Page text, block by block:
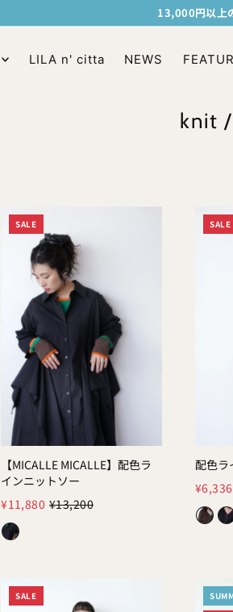
13,000円以上
LILA n' citta NEWS
knit
SALE
Color:
【MICALLE MICALLE】配色ラ
インニットソー
¥11,880 ¥13,200
SALE
Color:
配色ラ
¥6,336
SALE